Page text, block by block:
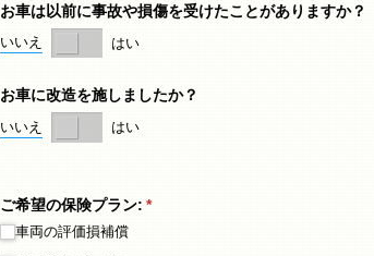
お車は以前に事故や損傷を受けたことがありますか？
いいえ はい
お車に改造を施しましたか？
いいえ はい
ご希望の保険プラン: *
(必須)
車両の評価損補償